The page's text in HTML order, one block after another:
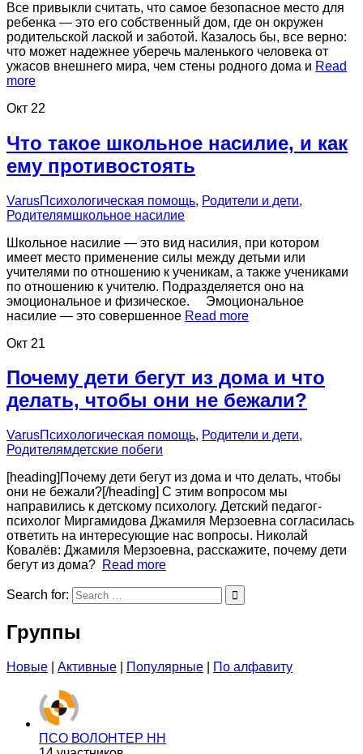
Все привыкли считать, что самое безопасное место для
ребенка — это его собственный дом, где он окружен
родительской лаской и заботой. Казалось бы, все верно:
что может надежнее уберечь маленького человека от
ужасов внешнего мира, чем стены родного дома и Read
more
Окт 22
Что такое школьное насилие, и как
ему противостоять
VarusПсихологическая помощь, Родители и дети,
Родителямшкольное насилие
Школьное насилие — это вид насилия, при котором
имеет место применение силы между детьми или
учителями по отношению к ученикам, а также учениками
по отношению к учителю. Подразделяется оно на
эмоциональное и физическое. Эмоциональное
насилие — это совершенное Read more
Окт 21
Почему дети бегут из дома и что
делать, чтобы они не бежали?
VarusПсихологическая помощь, Родители и дети,
Родителямдетские побеги
[heading]Почему дети бегут из дома и что делать, чтобы
они не бежали?[/heading] С этим вопросом мы
направились к детскому психологу. Детский педагог-
психолог Миргамидова Джамиля Мерзоевна согласилась
ответить на интересующие нас вопросы. Николай
Ковалёв: Джамиля Мерзоевна, расскажите, почему дети
бегут из дома? Read more
Search for:
Группы
Новые Активные Популярные По алфавиту
ПСО ВОЛОНТЕР НН